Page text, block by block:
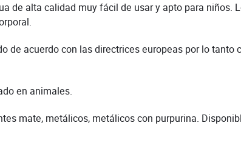
de alta calidad muy fácil de usar y apto para niños.
de acuerdo con las directrices europeas por lo
en animales.
mate, metálicos, metálicos con purpurina.